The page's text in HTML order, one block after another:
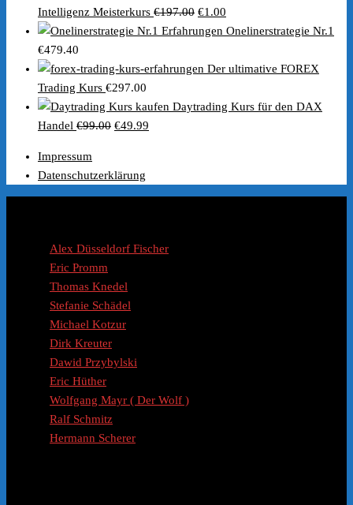
€79.00€29.00.
Intelligenz Meisterkurs €197.00 Ursprünglicher
Preis
€197.00
€1.00
Preis
€1.00.
Onelinerstrategie Nr.1
€479.40
Der ultimative FOREX
Trading Kurs €297.00
Daytrading Kurs für den DAX
Handel €99.00 Ursprünglicher
€99.00
€49.99
Impressum
Datenschutzerklärung
Alex Düsseldorf Fischer
Eric Promm
Thomas Knedel
Stefanie Schädel
Michael Kotzur
Dirk Kreuter
Dawid Przybylski
Eric Hüther
Wolfgang Mayr ( Der Wolf )
Ralf Schmitz
Hermann Scherer